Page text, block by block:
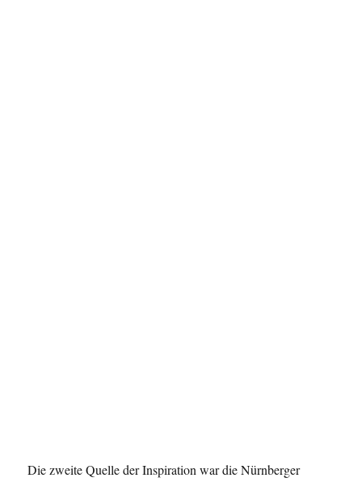
Die zweite Quelle der Inspiration war die Nürnberger